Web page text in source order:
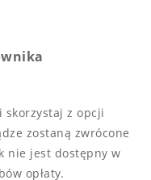
z opcji
zostaną zwrócone
nie jest dostępny w
opłaty.